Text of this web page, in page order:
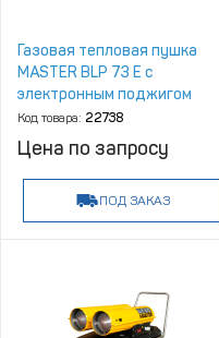
Газовая тепловая пушка
MASTER BLP 73 E с
электронным поджигом
Код товара: 22738
Цена по запросу
ПОД ЗАКАЗ